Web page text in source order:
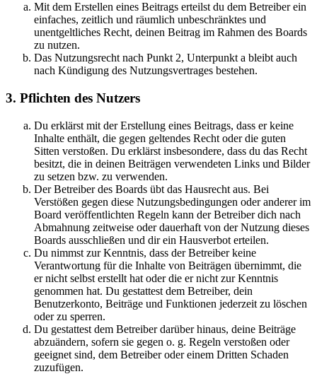
Mit dem Erstellen eines Beitrags erteilst du dem Betreiber ein
einfaches, zeitlich und räumlich unbeschränktes und
unentgeltliches Recht, deinen Beitrag im Rahmen des Boards
zu nutzen.
Das Nutzungsrecht nach Punkt 2, Unterpunkt a bleibt auch
nach Kündigung des Nutzungsvertrages bestehen.
3. Pflichten des Nutzers
Du erklärst mit der Erstellung eines Beitrags, dass er keine
Inhalte enthält, die gegen geltendes Recht oder die guten
Sitten verstoßen. Du erklärst insbesondere, dass du das Recht
besitzt, die in deinen Beiträgen verwendeten Links und Bilder
zu setzen bzw. zu verwenden.
Der Betreiber des Boards übt das Hausrecht aus. Bei
Verstößen gegen diese Nutzungsbedingungen oder anderer im
Board veröffentlichten Regeln kann der Betreiber dich nach
Abmahnung zeitweise oder dauerhaft von der Nutzung dieses
Boards ausschließen und dir ein Hausverbot erteilen.
Du nimmst zur Kenntnis, dass der Betreiber keine
Verantwortung für die Inhalte von Beiträgen übernimmt, die
er nicht selbst erstellt hat oder die er nicht zur Kenntnis
genommen hat. Du gestattest dem Betreiber, dein
Benutzerkonto, Beiträge und Funktionen jederzeit zu löschen
oder zu sperren.
Du gestattest dem Betreiber darüber hinaus, deine Beiträge
abzuändern, sofern sie gegen o. g. Regeln verstoßen oder
geeignet sind, dem Betreiber oder einem Dritten Schaden
zuzufügen.